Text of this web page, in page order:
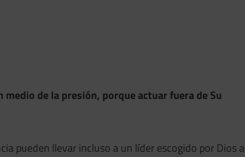
medio de la presión, porque actuar fuera de Su
pueden llevar incluso a un líder escogido por Dios a